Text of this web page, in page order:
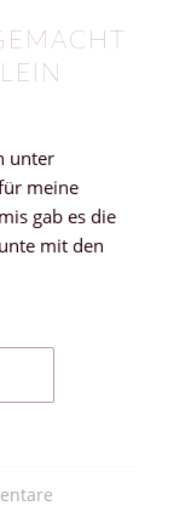
unter
meine
gab es die
mit den